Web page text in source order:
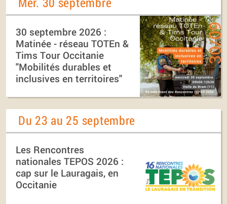
30 septembre 2026 :
Matinée - réseau TOTEn &
Tims Tour Occitanie
"Mobilités durables et
inclusives en territoires"
Du 23 au 25 septembre
Les Rencontres
nationales TEPOS 2026 :
cap sur le Lauragais, en
Occitanie